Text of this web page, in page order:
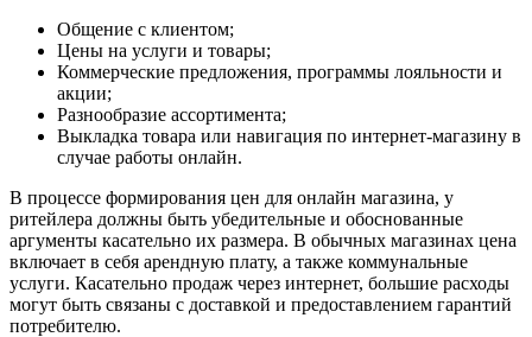
Общение с клиентом;
Цены на услуги и товары;
Коммерческие предложения, программы лояльности и
акции;
Разнообразие ассортимента;
Выкладка товара или навигация по интернет-магазину в
случае работы онлайн.
В процессе формирования цен для онлайн магазина, у
ритейлера должны быть убедительные и обоснованные
аргументы касательно их размера. В обычных магазинах цена
включает в себя арендную плату, а также коммунальные
услуги. Касательно продаж через интернет, большие расходы
могут быть связаны с доставкой и предоставлением гарантий
потребителю.